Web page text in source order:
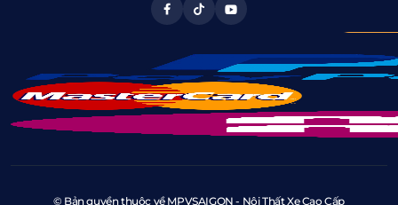
© Bản quyền thuộc về MPVSAIGON - Nội Thất Xe Cao Cấp